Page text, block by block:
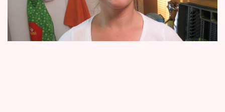
Horoskopy
Sledujte prima+